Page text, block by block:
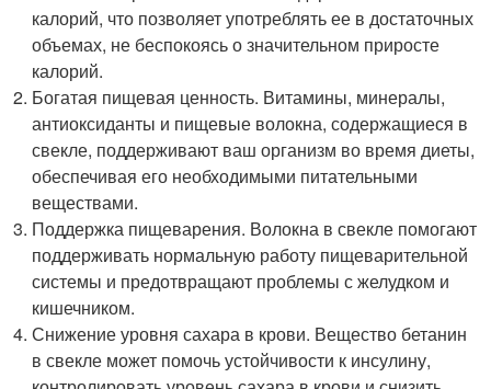
калорий, что позволяет употреблять ее в достаточных
объемах, не беспокоясь о значительном приросте
калорий.
Богатая пищевая ценность. Витамины, минералы,
антиоксиданты и пищевые волокна, содержащиеся в
свекле, поддерживают ваш организм во время диеты,
обеспечивая его необходимыми питательными
веществами.
Поддержка пищеварения. Волокна в свекле помогают
поддерживать нормальную работу пищеварительной
системы и предотвращают проблемы с желудком и
кишечником.
Снижение уровня сахара в крови. Вещество бетанин
в свекле может помочь устойчивости к инсулину,